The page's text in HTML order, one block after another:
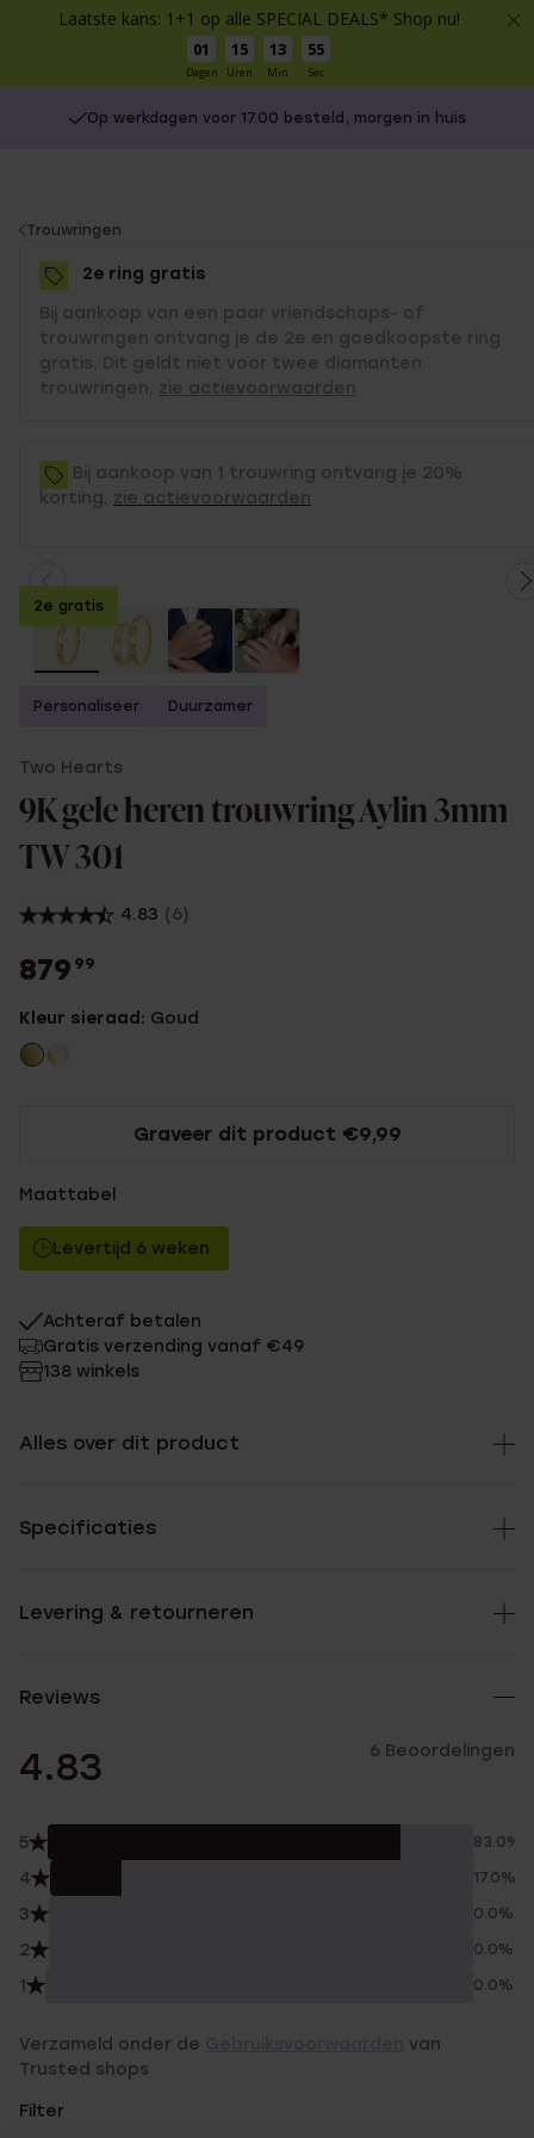
Laatste kans: 1+1 op alle SPECIAL DEALS* Shop nu!
01
Dagen
15
Uren
13
Min
55
Sec
Op werkdagen voor 17.00 besteld, morgen in huis
You
are
here:
Trouwringen
2e ring gratis
Bij aankoop van een paar vriendschaps- of
trouwringen ontvang je de 2e en goedkoopste ring
gratis. Dit geldt niet voor twee diamanten
trouwringen, zie actievoorwaarden
Bij aankoop van 1 trouwring ontvang je 20%
korting, zie actievoorwaarden
2e gratis
Personaliseer Duurzamer
Two Hearts
9K gele heren trouwring Aylin 3mm
TW 301
4.83 (6)
879 99
Kleur sieraad: Goud
Graveer dit product €9,99
Maattabel
Levertijd 6 weken
Achteraf betalen
Gratis verzending vanaf €49
138 winkels
Alles over dit product
Specificaties
Levering & retourneren
Reviews
4.83 6 Beoordelingen
5 83.0%
4 17.0%
3 0.0%
2 0.0%
1 0.0%
Verzameld onder de
van
Trusted shops
Filter